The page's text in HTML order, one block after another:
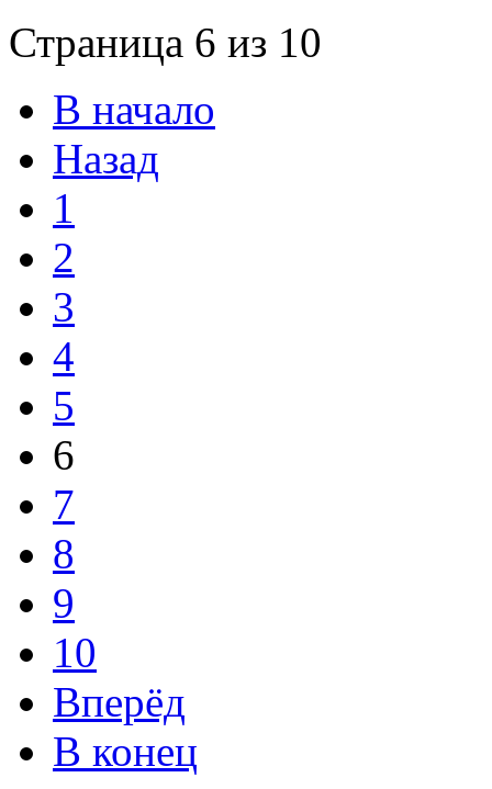
Страница 6 из 10
В начало
Назад
1
2
3
4
5
6
7
8
9
10
Вперёд
В конец